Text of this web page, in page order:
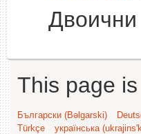
Двоични
This page
Български (Bəlgarski)
Türkçe
українська